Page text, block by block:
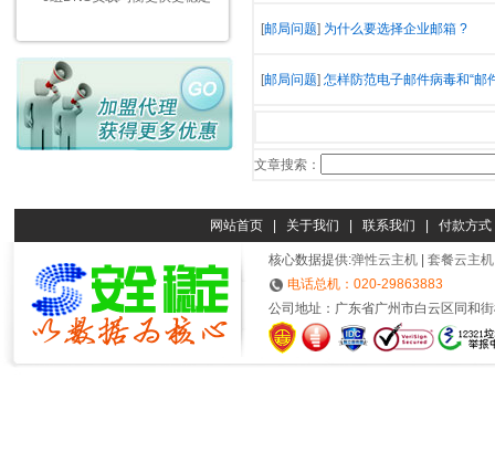
[邮局问题] 为什么要选择企业邮箱 ?
[邮局问题] 怎样防范电子邮件病毒和“邮
文章搜索：
网站首页 关于我们 联系我们 付款方式
核心数据提供:弹性云主机| 套餐云主机
电话总机：020-29863883
公司地址：广东省广州市白云区同和